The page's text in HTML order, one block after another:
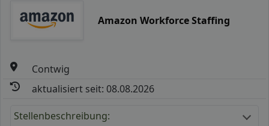
Amazon Workforce Staffing
Contwig
aktualisiert seit: 08.08.2026
Stellenbeschreibung: